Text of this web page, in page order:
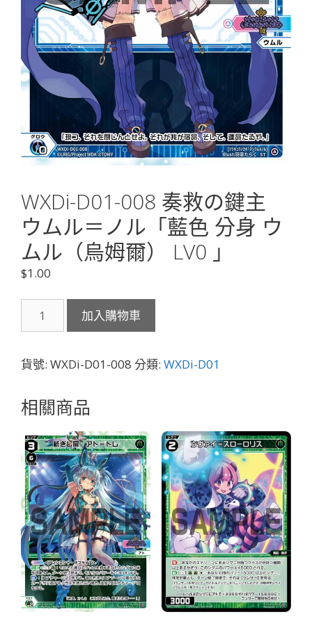
WXDi-D01-008 奏救の鍵主
ウムル＝ノル「藍色 分身 ウ
ムル（烏姆爾） LV0 」
$1.00
D01-
奏
鍵
ウ
ム
ル
＝
ノ
ル
「藍
色
分
身
加入購物車
貨號: WXDi-D01-008 分類: WXDi-D01
相關商品